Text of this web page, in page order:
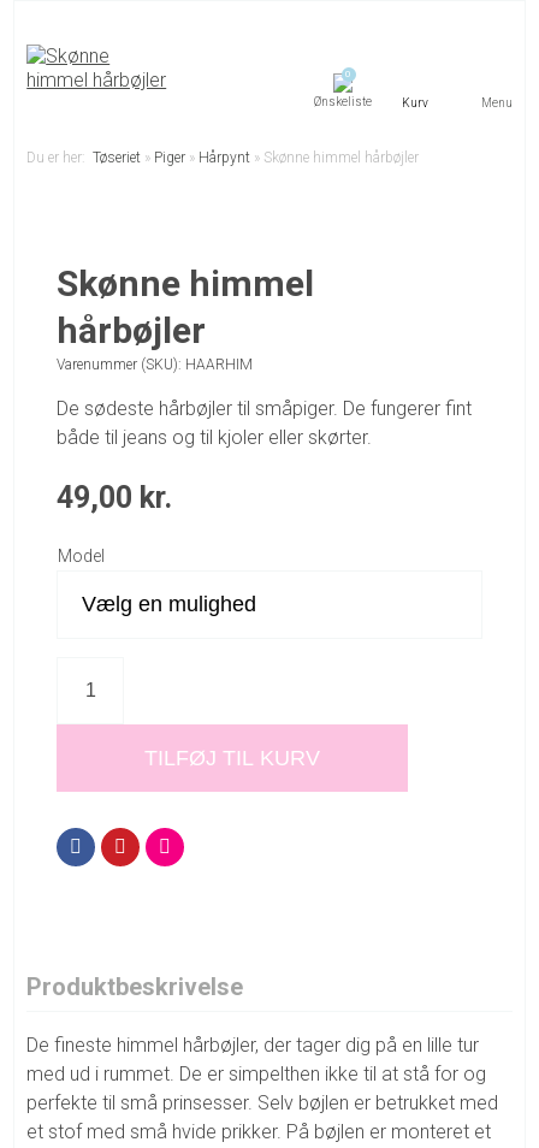
0
Menu
Du er her:Tøseriet » Piger » Hårpynt » Skønne himmel hårbøjler
Skønne himmel
hårbøjler
Varenummer (SKU): HAARHIM
De sødeste hårbøjler til småpiger. De fungerer fint
både til jeans og til kjoler eller skørter.
49,00 kr.
Model
TILFØJ TIL KURV
Produktbeskrivelse
De fineste himmel hårbøjler, der tager dig på en lille tur
med ud i rummet. De er simpelthen ikke til at stå for og
perfekte til små prinsesser. Selv bøjlen er betrukket med
et stof med små hvide prikker. På bøjlen er monteret et